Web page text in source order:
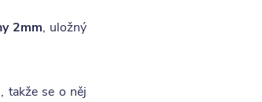
2mm, uložný
takže se o něj